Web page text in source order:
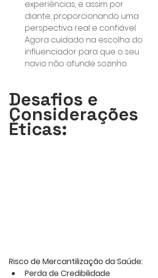
experiências, e assim por
diante, proporcionando uma
perspectiva real e confiável.
Agora cuidado na escolha do
influenciador para que o seu
navio não afunde sozinho.
Desafios e
Considerações
Éticas:
Risco de Mercantilização da Saúde:
Perda de Credibilidade